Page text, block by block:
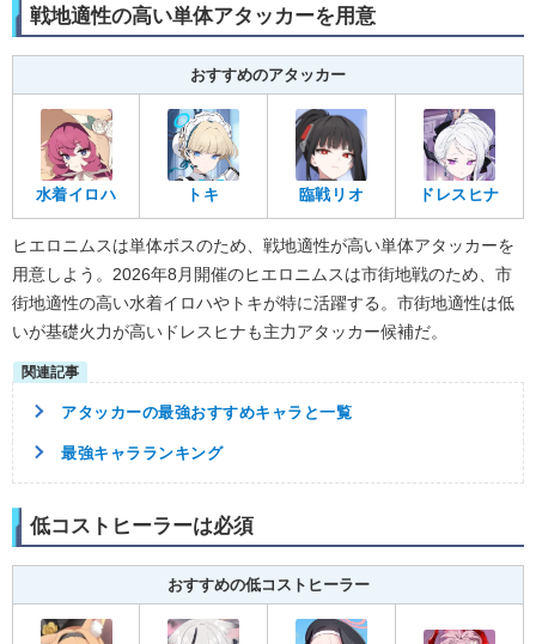
戦地適性の高い単体アタッカーを用意
おすすめのアタッカー
水着イロハ トキ 臨戦リオ ドレスヒナ
ヒエロニムスは単体ボスのため、戦地適性が高い単体アタッカーを
用意しよう。2026年8月開催のヒエロニムスは市街地戦のため、市
街地適性の高い水着イロハやトキが特に活躍する。市街地適性は低
いが基礎火力が高いドレスヒナも主力アタッカー候補だ。
アタッカーの最強おすすめキャラと一覧
最強キャラランキング
低コストヒーラーは必須
おすすめの低コストヒーラー